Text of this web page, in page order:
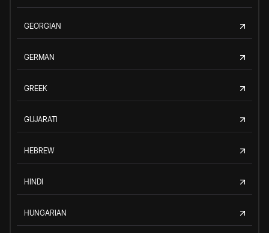
GEORGIAN
GERMAN
GREEK
GUJARATI
HEBREW
HINDI
HUNGARIAN